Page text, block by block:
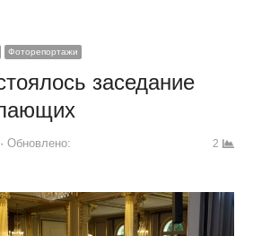
Фоторепортажи
заседание
Обновлено:
2